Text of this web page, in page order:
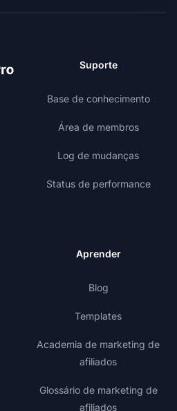
Suporte
Base de conhecimento
Área de membros
Log de mudanças
Status de performance
Aprender
Blog
Templates
Academia de marketing de
afiliados
Glossário de marketing de
afiliados